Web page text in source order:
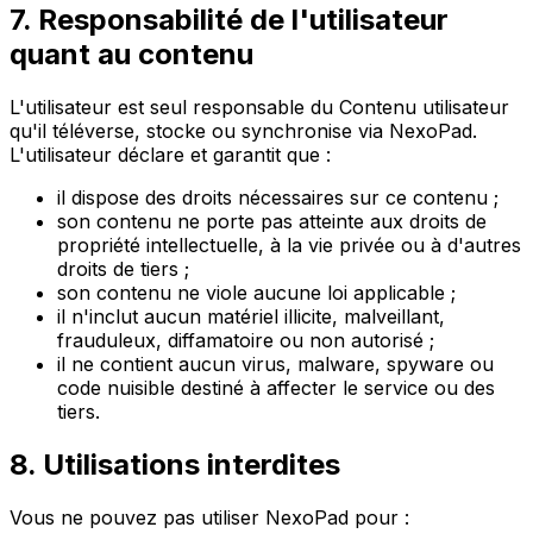
7. Responsabilité de l'utilisateur
quant au contenu
L'utilisateur est seul responsable du Contenu utilisateur
qu'il téléverse, stocke ou synchronise via NexoPad.
L'utilisateur déclare et garantit que :
il dispose des droits nécessaires sur ce contenu ;
son contenu ne porte pas atteinte aux droits de
propriété intellectuelle, à la vie privée ou à d'autres
droits de tiers ;
son contenu ne viole aucune loi applicable ;
il n'inclut aucun matériel illicite, malveillant,
frauduleux, diffamatoire ou non autorisé ;
il ne contient aucun virus, malware, spyware ou
code nuisible destiné à affecter le service ou des
tiers.
8. Utilisations interdites
Vous ne pouvez pas utiliser NexoPad pour :